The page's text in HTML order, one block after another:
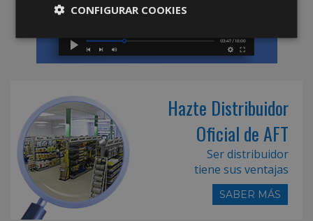
Hazte Distribuidor
Oficial de AFT
Ser distribuidor
tiene sus ventajas
SABER MÁS
CONFIGURAR COOKIES